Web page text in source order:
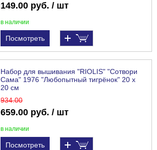
149.00 руб. / шт
в наличии
Посмотреть
Набор для вышивания "RIOLIS" "Сотвори
Сама" 1976 "Любопытный тигрёнок" 20 х
20 см
934.00
659.00 руб. / шт
в наличии
Посмотреть